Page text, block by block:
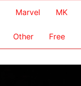
Marvel MK
Other Free